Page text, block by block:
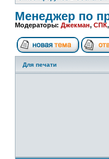
Менеджер по
Модераторы: Джекман, СПК,
Для печати